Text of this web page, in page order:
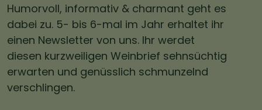
Humorvoll, informativ & charmant geht es
dabei zu. 5- bis 6-mal im Jahr erhaltet ihr
einen Newsletter von uns. Ihr werdet
diesen kurzweiligen Weinbrief sehnsüchtig
erwarten und genüsslich schmunzelnd
verschlingen.